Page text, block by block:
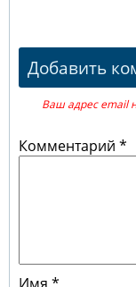
Добавить
Ваш адрес email
Комментарий *